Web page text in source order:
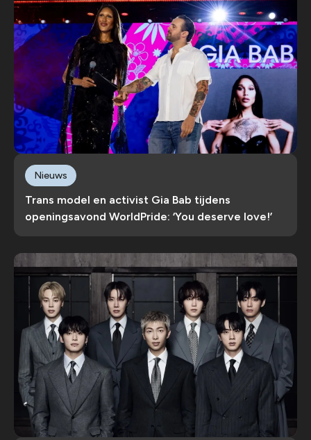
Trans model en activist Gia Bab tijdens
openingsavond WorldPride: ‘You deserve love!’
Nieuws